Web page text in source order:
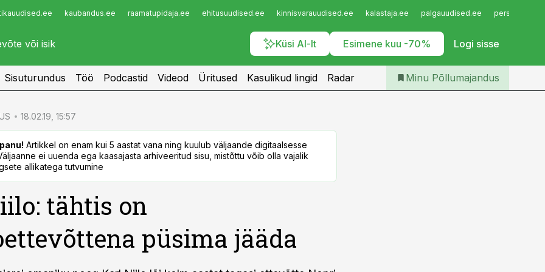
kaubandus.ee raamatupidaja.ee ehitusuudised.ee kinnisvarauudised.ee kalastaja.ee palgauudised.ee
Küsi AI-lt Esimene kuu -70% Logi sisse
Infopank
Iseteenindus
Telli Põllumajandus
Sisuturundus Töö Podcastid Videod Üritused Kasulikud lingid Radar Minu Põllumajandus
18.02.19, 15:57
Artikkel on enam kui 5 aastat vana ning kuulub väljaande digitaalsesse
ei uuenda ega kaasajasta arhiveeritud sisu, mistõttu võib olla vajalik
allikatega tutvumine
tähtis on
püsima jääda